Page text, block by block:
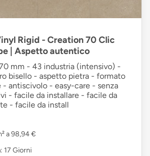
Rigid - Creation 70 Clic
| Aspetto autentico
mm - 43 industria (intensivo) -
bisello - aspetto pietra - formato
- antiscivolo - easy-care - senza
- facile da installare - facile da
- facile da install
a 98,94 €
: 17 Giorni